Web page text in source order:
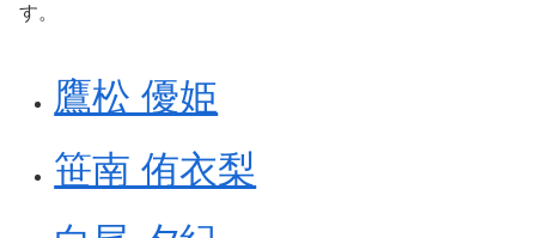
す。
鷹松 優姫
笹南 侑衣梨